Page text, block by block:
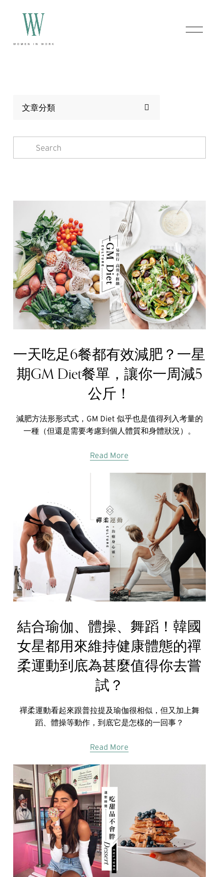
O
p
文章分類
一天吃足6餐都有效減肥？一星
期GM Diet餐單，讓你一周減5
公斤！
減肥方法形形式式，GM Diet 似乎也是值得列入考量的
一種（但還是需要考慮到個人體質和身體狀況）。
Read More
結合瑜伽、體操、舞蹈！韓國
女星都用來維持健康體態的禪
柔運動到底為甚麼值得你去嘗
試？
禪柔運動看起來跟普拉提及瑜伽很相似，但又加上舞
蹈、體操等動作，到底它是怎樣的一回事？
Read More